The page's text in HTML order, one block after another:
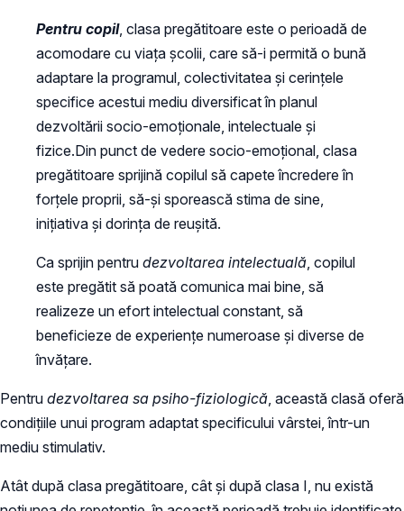
Pentru copil, clasa pregătitoare este o perioadă de
acomodare cu viața școlii, care să-i permită o bună
adaptare la programul, colectivitatea și cerințele
specifice acestui mediu diversificat în planul
dezvoltării socio-emoționale, intelectuale și
fizice.Din punct de vedere socio-emoțional, clasa
pregătitoare sprijină copilul să capete încredere în
forţele proprii, să-și sporească stima de sine,
iniţiativa şi dorinţa de reuşită.
Ca sprijin pentru dezvoltarea intelectuală, copilul
este pregătit să poată comunica mai bine, să
realizeze un efort intelectual constant, să
beneficieze de experiențe numeroase și diverse de
învățare.
Pentru dezvoltarea sa psiho-fiziologică, această clasă oferă
condițiile unui program adaptat specificului vârstei, într-un
mediu stimulativ.
Atât după clasa pregătitoare, cât și după clasa I, nu există